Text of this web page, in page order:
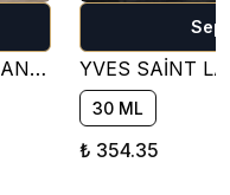
MEMO - MARFA PARFÜM ESANSI ( ÇİÇEKSİ )
30 ML
₺ 354.35